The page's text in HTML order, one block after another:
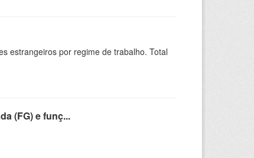
estrangeiros por regime de trabalho. Total
(FG) e funç...